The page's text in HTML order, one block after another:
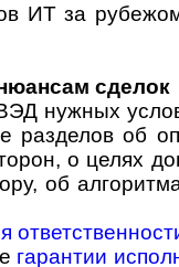
ИТ за
сделок
нужных
разделов об
о целях
об
гарантии